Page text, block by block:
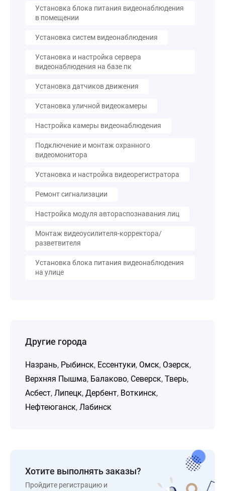
Установка блока питания видеонаблюдения
в помещении
Установка систем видеонаблюдения
Установка и настройка сервера
видеонаблюдения на базе пк
Установка датчиков движения
Установка уличной видеокамеры
Настройка камеры видеонаблюдения
Подключение и монтаж охранного
видеомонитора
Установка и настройка видеорегистратора
Ремонт сигнализации
Настройка модуля автораспознавания лиц
Монтаж видеоусилителя-корректора/
разветвителя
Установка блока питания видеонаблюдения
на улице
Другие города
Назрань, Рыбинск, Ессентуки, Омск, Озерск,
Верхняя Пышма, Балаково, Северск, Тверь,
Асбест, Липецк, Дербент, Воткинск,
Нефтеюганск, Лабинск
Хотите выполнять заказы?
Пройдите регистрацию и